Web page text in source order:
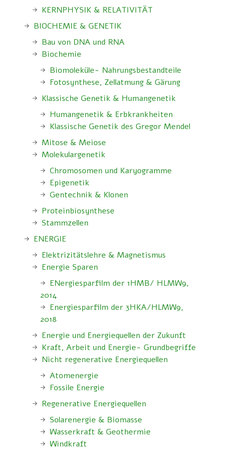
KERNPHYSIK & RELATIVITÄT
BIOCHEMIE & GENETIK
Bau von DNA und RNA
Biochemie
Biomoleküle- Nahrungsbestandteile
Fotosynthese, Zellatmung & Gärung
Klassische Genetik & Humangenetik
Humangenetik & Erbkrankheiten
Klassische Genetik des Gregor Mendel
Mitose & Meiose
Molekulargenetik
Chromosomen und Karyogramme
Epigenetik
Gentechnik & Klonen
Proteinbiosynthese
Stammzellen
ENERGIE
Elektrizitätslehre & Magnetismus
Energie Sparen
ENergiesparfilm der 1HMB/ HLMW9,
2014
Energiesparfilm der 3HKA/HLMW9,
2018
Energie und Energiequellen der Zukunft
Kraft, Arbeit und Energie- Grundbegriffe
Nicht regenerative Energiequellen
Atomenergie
Fossile Energie
Regenerative Energiequellen
Solarenergie & Biomasse
Wasserkraft & Geothermie
Windkraft